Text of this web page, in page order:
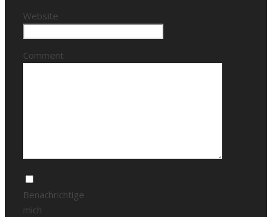
Website
Comment
Benachrichtige
mich